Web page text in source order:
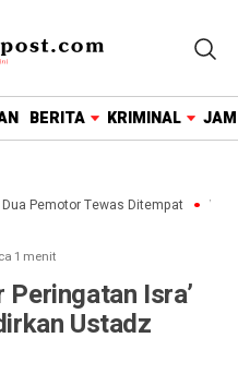
BERITA KRIMINAL
Pemotor Tewas Ditempat Wakil
1 menit
Isra’
Ustadz